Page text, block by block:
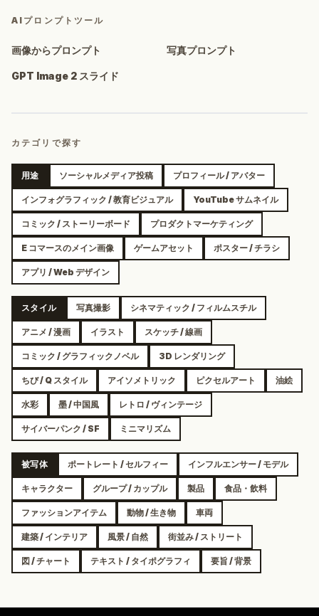
AIプロンプトツール
画像からプロンプト 写真プロンプト
GPT Image 2 スライド
カテゴリで探す
用途 ソーシャルメディア投稿 プロフィール / アバター
インフォグラフィック / 教育ビジュアル YouTube サムネイル
コミック / ストーリーボード プロダクトマーケティング
E コマースのメイン画像 ゲームアセット ポスター / チラシ
アプリ / Web デザイン
スタイル 写真撮影 シネマティック / フィルムスチル
アニメ / 漫画 イラスト スケッチ / 線画
コミック / グラフィックノベル 3D レンダリング
ちび / Q スタイル アイソメトリック ピクセルアート 油絵
水彩 墨 / 中国風 レトロ / ヴィンテージ
サイバーパンク / SF ミニマリズム
被写体 ポートレート / セルフィー インフルエンサー / モデル
キャラクター グループ / カップル 製品 食品・飲料
ファッションアイテム 動物 / 生き物 車両
建築 / インテリア 風景 / 自然 街並み / ストリート
図 / チャート テキスト / タイポグラフィ 要旨 / 背景